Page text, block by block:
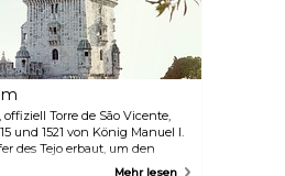
offiziell Torre de São Vicente,
und 1521 von König Manuel I.
des Tejo erbaut, um den
Lissabon zu bewachen.
Mehr lesen